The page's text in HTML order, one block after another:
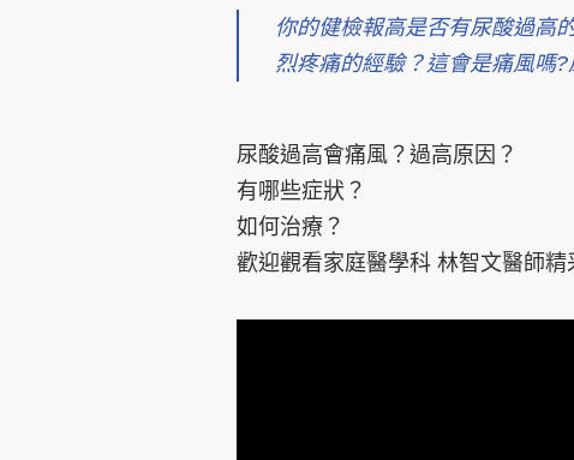
你的健檢報高是否有尿酸過高
烈疼痛的經驗？這會是痛風嗎
尿酸過高會痛風？過高原因？
有哪些症狀？
如何治療？
歡迎觀看家庭醫學科 林智文醫師精